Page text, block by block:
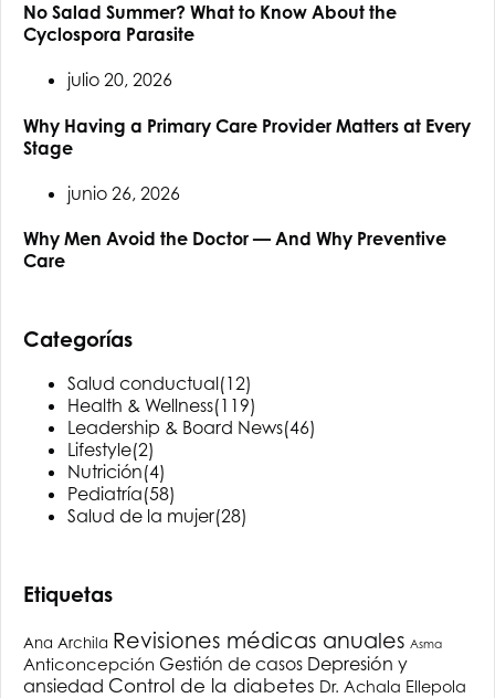
No Salad Summer? What to Know About the
Cyclospora Parasite
julio 20, 2026
Why Having a Primary Care Provider Matters at Every
Stage
junio 26, 2026
Why Men Avoid the Doctor — And Why Preventive
Care
Categorías
Salud conductual(12)
Health & Wellness(119)
Leadership & Board News(46)
Lifestyle(2)
Nutrición(4)
Pediatría(58)
Salud de la mujer(28)
Etiquetas
Ana Archila Revisiones médicas anuales Asma
Anticoncepción Gestión de casos Depresión y
ansiedad Control de la diabetes Dr. Achala Ellepola